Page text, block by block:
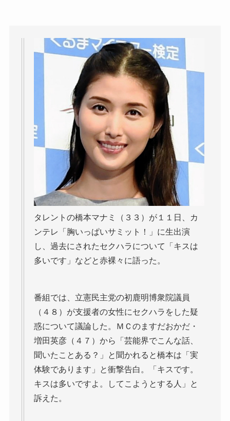
タレントの橋本マナミ（３３）が１１日、カ
ンテレ「胸いっぱいサミット！」に生出演
し、過去にされたセクハラについて「キスは
多いです」などと赤裸々に語った。
番組では、立憲民主党の初鹿明博衆院議員
（４８）が支援者の女性にセクハラをした疑
惑について議論した。ＭＣのますだおかだ・
増田英彦（４７）から「芸能界でこんな話、
聞いたことある？」と聞かれると橋本は「実
体験であります」と衝撃告白。「キスです。
キスは多いですよ。してこようとする人」と
訴えた。